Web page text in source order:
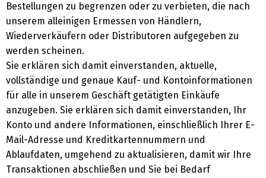
Bestellungen zu begrenzen oder zu verbieten, die nach
unserem alleinigen Ermessen von Händlern,
Wiederverkäufern oder Distributoren aufgegeben zu
werden scheinen.
Sie erklären sich damit einverstanden, aktuelle,
vollständige und genaue Kauf- und Kontoinformationen
für alle in unserem Geschäft getätigten Einkäufe
anzugeben. Sie erklären sich damit einverstanden, Ihr
Konto und andere Informationen, einschließlich Ihrer E-
Mail-Adresse und Kreditkartennummern und
Ablaufdaten, umgehend zu aktualisieren, damit wir Ihre
Transaktionen abschließen und Sie bei Bedarf